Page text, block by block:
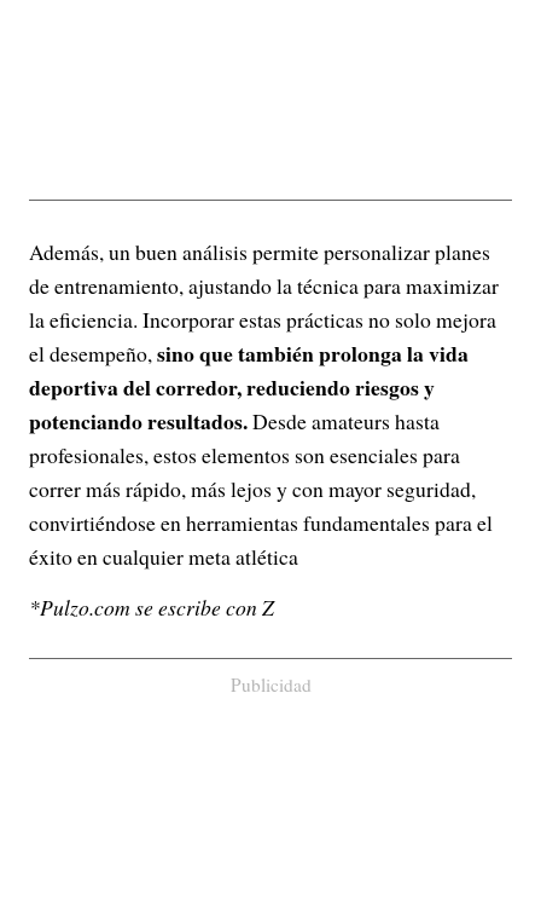
Además, un buen análisis permite personalizar planes
de entrenamiento, ajustando la técnica para maximizar
la eficiencia. Incorporar estas prácticas no solo mejora
el desempeño,sino que también prolonga la vida
deportiva del corredor, reduciendo riesgos y
potenciando resultados.Desde amateurs hasta
profesionales, estos elementos son esenciales para
correr más rápido, más lejos y con mayor seguridad,
convirtiéndose en herramientas fundamentales para el
éxito en cualquier meta atlética
*Pulzo.com se escribe con Z
Publicidad